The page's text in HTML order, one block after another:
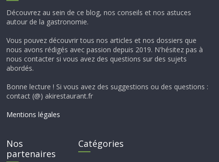
Découvrez au sein de ce blog, nos conseils et nos astuces
autour de la gastronomie.
Vous pouvez découvrir tous nos articles et nos dossiers que
nous avons rédigés avec passion depuis 2019. N'hésitez pas à
nous contacter si vous avez des questions sur des sujets
abordés.
Bonne lecture ! Si vous avez des suggestions ou des questions :
contact (@) akirestaurant.fr
Mentions légales
Nos
partenaires
Catégories